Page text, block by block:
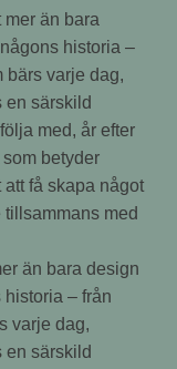
än bara design
historia – från
varje dag,
en särskild